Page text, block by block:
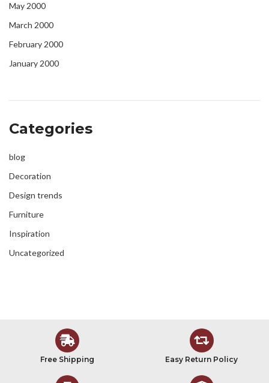
May 2000
March 2000
February 2000
January 2000
Categories
blog
Decoration
Design trends
Furniture
Inspiration
Uncategorized
Free Shipping Easy Return Policy